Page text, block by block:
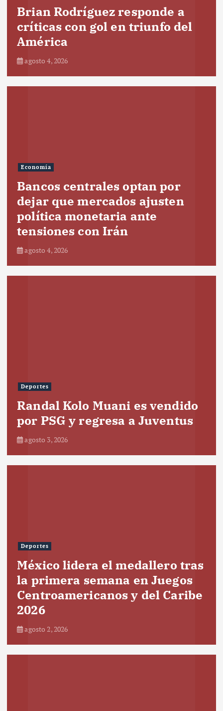
Brian Rodríguez responde a
críticas con gol en triunfo del
América
agosto 4, 2026
Economía
Bancos centrales optan por
dejar que mercados ajusten
política monetaria ante
tensiones con Irán
agosto 4, 2026
Deportes
Randal Kolo Muani es vendido
por PSG y regresa a Juventus
agosto 3, 2026
Deportes
México lidera el medallero tras
la primera semana en Juegos
Centroamericanos y del Caribe
2026
agosto 2, 2026